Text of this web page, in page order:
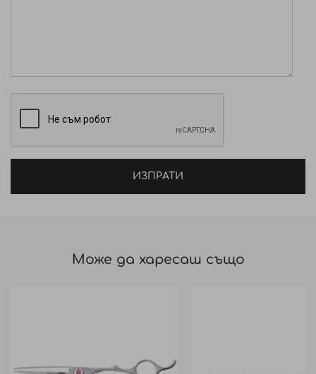
ИЗПРАТИ
Може да харесаш също